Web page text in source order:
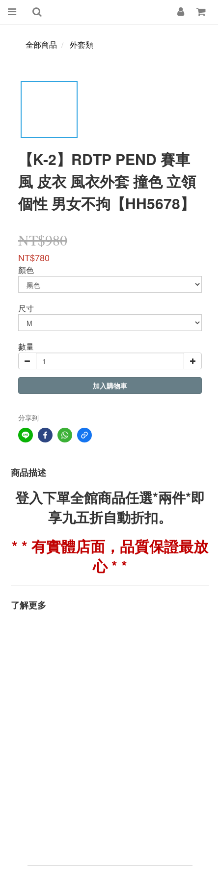
全部商品 外套類
【K-2】RDTP PEND 賽車
風 皮衣 風衣外套 撞色 立領
個性 男女不拘【HH5678】
NT$980
NT$780
顏色
尺寸
數量
加入購物車
分享到
商品描述
登入下單全館商品任選*兩件*即
享九五折自動折扣。
* * 有實體店面，品質保證最放
心 * *
了解更多